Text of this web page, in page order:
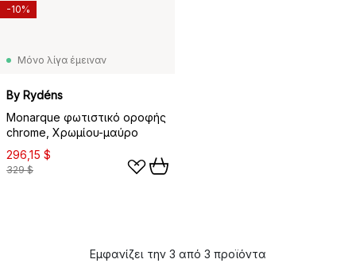
Μόνο λίγα έμειναν
By Rydéns
Monarque φωτιστικό οροφής
chrome, Χρωμίου-μαύρο
296,15 $
329 $
-10%
Εμφανίζει την 3 από 3 προϊόντα